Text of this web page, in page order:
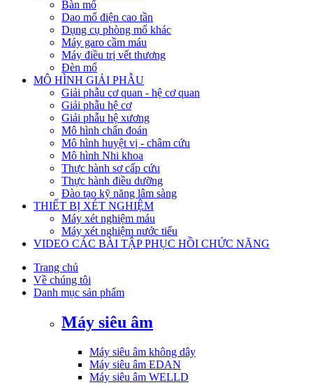
Bàn mổ
Dao mổ điện cao tần
Dụng cụ phòng mổ khác
Máy garo cầm máu
Máy điều trị vết thương
Đèn mổ
MÔ HÌNH GIẢI PHẪU
Giải phẫu cơ quan - hệ cơ quan
Giải phẫu hệ cơ
Giải phẫu hệ xương
Mô hình chẩn đoán
Mô hình huyệt vị - châm cứu
Mô hình Nhi khoa
Thực hành sơ cấp cứu
Thực hành điều dưỡng
Đào tạo kỹ năng lâm sàng
THIẾT BỊ XÉT NGHIỆM
Máy xét nghiệm máu
Máy xét nghiệm nước tiểu
VIDEO CÁC BÀI TẬP PHỤC HỒI CHỨC NĂNG
Trang chủ
Về chúng tôi
Danh mục sản phẩm
Máy siêu âm
Máy siêu âm không dây
Máy siêu âm EDAN
Máy siêu âm WELLD